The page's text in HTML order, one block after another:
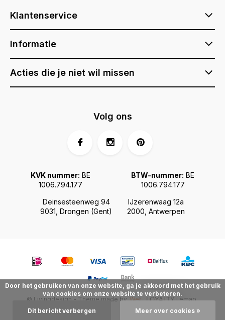
Klantenservice
Informatie
Acties die je niet wil missen
Deinsesteenweg 94
9031, Drongen (Gent)
IJzerenwaag 12a
2000, Antwerpen
KVK nummer: BE
1006.794.177
BTW-nummer: BE
1006.794.177
Volg ons
© Livingdesign - Theme made by Webdinge.nl Sitemap
Door het gebruiken van onze website, ga je akkoord met het gebruik
van cookies om onze website te verbeteren.
Dit bericht verbergen Meer over cookies »
LOYALTY